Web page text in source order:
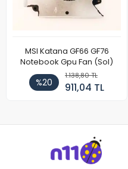
MSI Katana GF66 GF76
Notebook Gpu Fan (Sol)
%20
1.138,80 TL
911,04 TL